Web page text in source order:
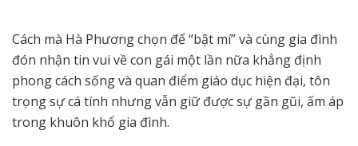
Cách mà Hà Phương chọn để “bật mí” và cùng gia đình
đón nhận tin vui về con gái một lần nữa khẳng định
phong cách sống và quan điểm giáo dục hiện đại, tôn
trọng sự cá tính nhưng vẫn giữ được sự gần gũi, ấm áp
trong khuôn khổ gia đình.